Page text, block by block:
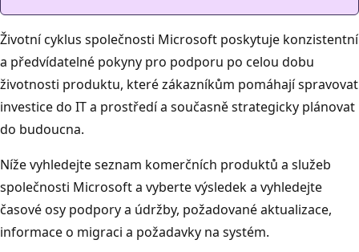
Životní cyklus společnosti Microsoft poskytuje konzistentní
a předvídatelné pokyny pro podporu po celou dobu
životnosti produktu, které zákazníkům pomáhají spravovat
investice do IT a prostředí a současně strategicky plánovat
do budoucna.
Níže vyhledejte seznam komerčních produktů a služeb
společnosti Microsoft a vyberte výsledek a vyhledejte
časové osy podpory a údržby, požadované aktualizace,
informace o migraci a požadavky na systém.